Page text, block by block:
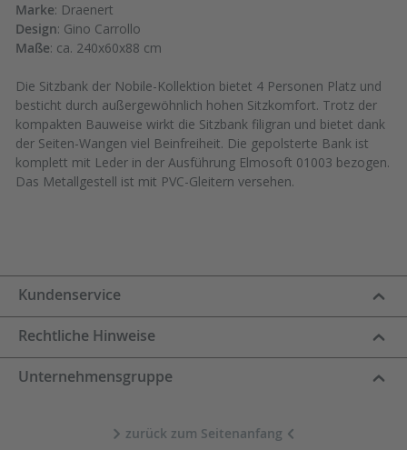
Marke: Draenert
Design: Gino Carrollo
Maße: ca. 240x60x88 cm
Die Sitzbank der Nobile-Kollektion bietet 4 Personen Platz und
besticht durch außergewöhnlich hohen Sitzkomfort. Trotz der
kompakten Bauweise wirkt die Sitzbank filigran und bietet dank
der Seiten-Wangen viel Beinfreiheit. Die gepolsterte Bank ist
komplett mit Leder in der Ausführung Elmosoft 01003 bezogen.
Das Metallgestell ist mit PVC-Gleitern versehen.
Kundenservice
Rechtliche Hinweise
Unternehmensgruppe
zurück zum Seitenanfang